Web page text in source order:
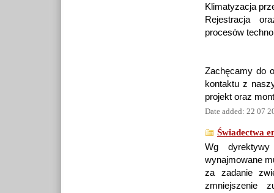
Klimatyzacja
Rejestracja
procesów
Zachęcamy do
kontaktu z
projekt oraz
Date added: 22 07
Świadectwa
Wg
wynajmowane
za zadanie
zmniejszenie